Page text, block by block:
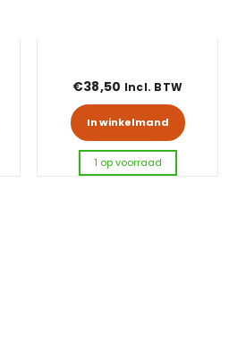
€38,50 Incl. BTW
In winkelmand
1 op voorraad